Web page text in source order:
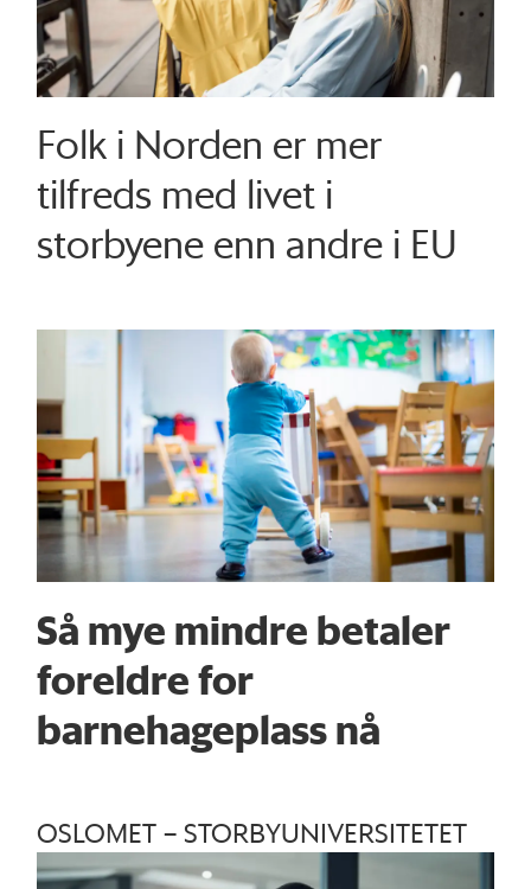
Folk i Norden er mer
tilfreds med livet i
storbyene enn andre i EU
Så mye mindre betaler
foreldre for
barnehageplass nå
OSLOMET – STORBYUNIVERSITETET